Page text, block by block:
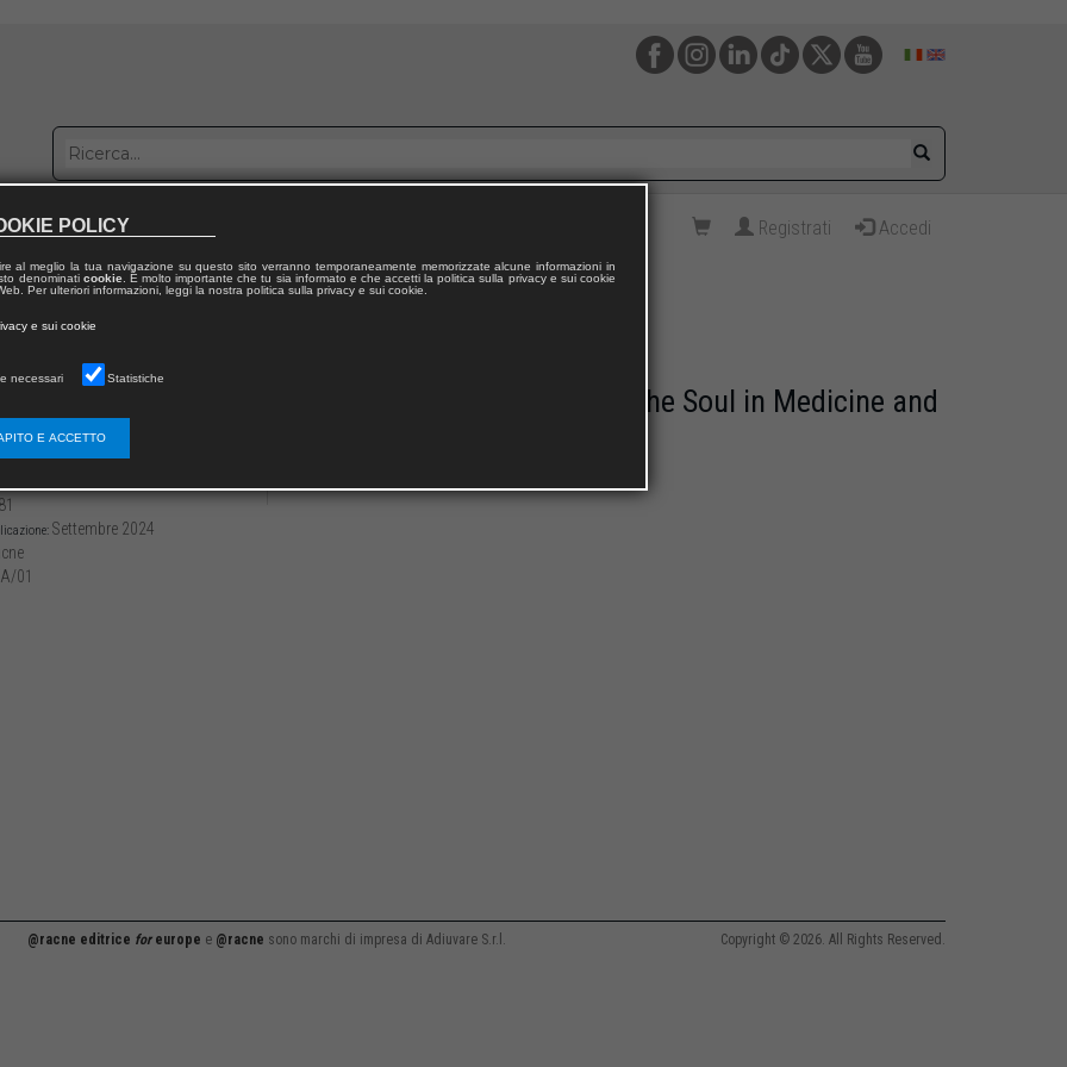
con noi Registrati Accedi
Souls and Embodied Selves? The Return of the Soul in Medicine and
Body in Spirituality
Settembre 2024
01
@racne editrice foreurope e @racne sono marchi di impresa di Adiuvare S.r.l. Copyright © 2026. All Rights Reserved.
POLICY
al meglio la tua navigazione su questo sito verranno temporaneamente memorizzate alcune informazioni in
denominati cookie. È molto importante che tu sia informato e che accetti la politica sulla privacy e sui cookie
Per ulteriori informazioni, leggi la nostra politica sulla privacy e sui cookie.
e sui cookie
necessari Statistiche
E ACCETTO